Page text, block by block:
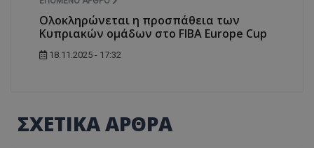
Oλοκληρώνεται η προσπάθεια των
Κυπριακών ομάδων στο FIBA Europe Cup
18.11.2025 - 17:32
ΣΧΕΤΙΚΑ ΑΡΘΡΑ